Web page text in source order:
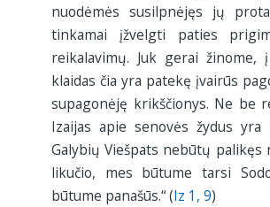
nuodėmės susilpnėjęs jų
tinkamai įžvelgti paties
reikalavimų. Juk gerai žinome,
klaidas čia yra patekę įvairūs
supagonėję krikščionys. Ne be
Izaijas apie senovės žydus yra
Galybių Viešpats nebūtų palikęs
likučio, mes būtume tarsi
būtume panašūs.“ (Iz 1, 9)